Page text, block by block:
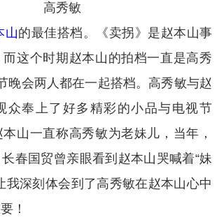
高秀敏
山的最佳搭档。《卖拐》是赵本山事
而这个时期赵本山的拍档一直是高秀
晚会两人都在一起搭档。高秀敏与赵
众奉上了好多精彩的小品与电视节
山一直称高秀敏为老妹儿，当年，
春国贸曾亲眼看到赵本山哭喊着“妹
我深刻体会到了高秀敏在赵本山心中
！